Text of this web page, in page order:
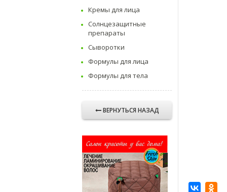
Кремы для лица
Солнцезащитные
препараты
Сыворотки
Формулы для лица
Формулы для тела
ВЕРНУТЬСЯ НАЗАД